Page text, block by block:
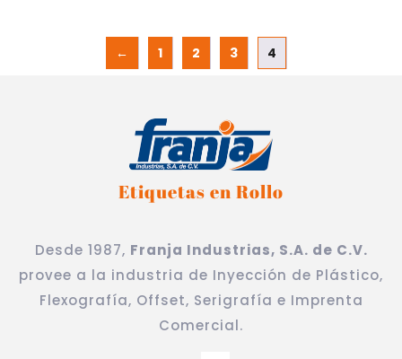
← 1 2 3 4
Etiquetas en Rollo
Desde 1987, Franja Industrias, S.A. de C.V.
provee a la industria de Inyección de Plástico,
Flexografía, Offset, Serigrafía e Imprenta
Comercial.